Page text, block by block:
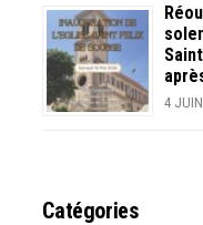
4
Catégories